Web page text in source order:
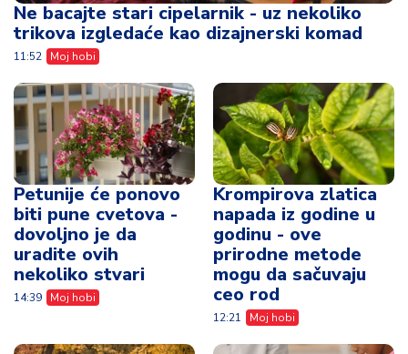
Ne bacajte stari cipelarnik - uz nekoliko
trikova izgledaće kao dizajnerski komad
11:52 Moj hobi
Petunije će ponovo
biti pune cvetova -
dovoljno je da
uradite ovih
nekoliko stvari
14:39 Moj hobi
Krompirova zlatica
napada iz godine u
godinu - ove
prirodne metode
mogu da sačuvaju
ceo rod
12:21 Moj hobi